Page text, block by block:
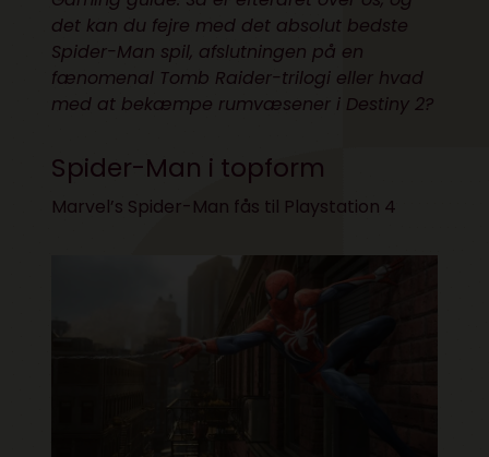
det kan du fejre med det absolut bedste
Spider-Man spil, afslutningen på en
fænomenal Tomb Raider-trilogi eller hvad
med at bekæmpe rumvæsener i Destiny 2?
Spider-Man i topform
Marvel’s Spider-Man fås til Playstation 4